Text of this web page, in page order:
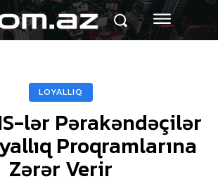
LOYALLIQ
lər Pərakəndəçilər
Proqramlarına
Zərər Verir